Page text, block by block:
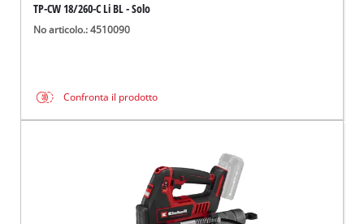
TP-CW 18/260-C Li BL - Solo
No articolo.: 4510090
Confronta il prodotto